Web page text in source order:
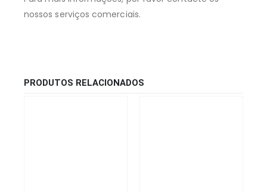
nossos serviços comerciais.
PRODUTOS RELACIONADOS